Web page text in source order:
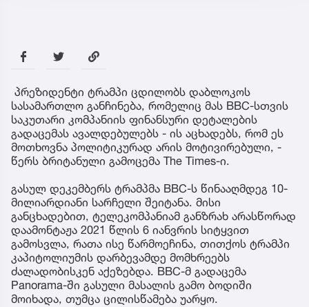
პრეზიდენტი ტრამპი ცდილობს დაბლოკოს
სასამართლო განჩინება, რომელიც მას BBC-სთვის
საკუთარი კომპანიის ფინანსური დეტალების
გადაცემას ავალდებულებს - ის აცხადებს, რომ ეს
მოთხოვნა პოლიტიკურად არის მოტივირებული, -
წერს ბრიტანული გამოცემა The Times-ი.
გასულ დეკემბერს ტრამპმა BBC-ს წინააღმდეგ 10-
მილიარდიანი სარჩელი შეიტანა. მისი
განცხადებით, ტელეკომპანიამ განზრახ არასწორად
დაამონტაჟა 2021 წლის 6 იანვრის სიტყვით
გამოსვლა, რათა ისე წარმოეჩინა, თითქოს ტრამპი
კაპიტოლიუმის დარბევამდე მომხრეებს
ძალადობისკენ აქეზებდა. BBC-მ გადაცემა
Panorama-ში გასული მასალის გამო ბოდიში
მოიხადა, თუმცა ცილისწამება უარყო.